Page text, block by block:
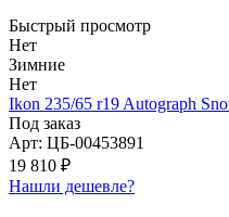
Быстрый просмотр
Нет
Зимние
Нет
Ikon 235/65 r19 Autograph
Под заказ
Арт: ЦБ-00453891
19 810 ₽
Нашли дешевле?